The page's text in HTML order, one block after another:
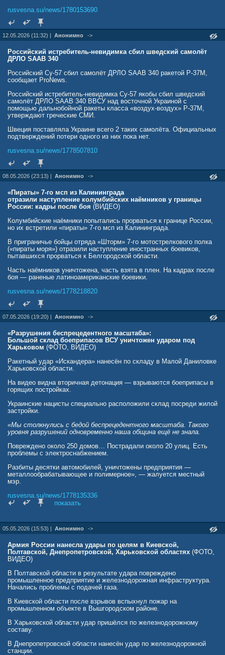
rusvesna.su/news/1780153690
12.05.2026 (11:32) | Анонимно ->
Российский истребитель-невидимка сбил шведский самолёт
ДРЛО SAAB 340
Российский Су-57 сбил самолёт ДРЛО SAAB 340 ракетой Р-37М,
сообщает ProNews.
Российский истребитель-невидимка Су-57 якобы сбил шведский
самолёт ДРЛО SAAB 340 ВВСУ над восточной Украиной с
помощью дальнобойной ракеты класса «воздух-воздух» Р-37М,
утверждают греческие СМИ.
Швеция поставляла Украине всего 2 таких самолёта. Официальных
подтверждений потери одного из них пока нет.
rusvesna.su/news/1778507810
08.05.2026 (23:13) | Анонимно ->
«Пираты» 7-го мсп из Калининграда
отразили наступление колумбийских наёмников у границы
России: кадры после боя (ВИДЕО)
Колумбийские наёмники попытались прорваться к границе России,
но их встретили «пираты» 7-го мсп из Калининграда.
В приграничье бойцы отряда «Шторм» 7-го мотострелкового полка
(«пираты моря») отразили наступление иностранных боевиков,
пытавшихся прорваться к Белгородской области.
Часть наёмников уничтожена, часть взята в плен. На кадрах после
боя — раненые латиноамериканские боевики.
rusvesna.su/news/1778218820
07.05.2026 (19:20) | Анонимно ->
«Разрушения беспрецедентного масштаба»:
Большой склад боеприпасов ВСУ уничтожен ударом под
Харьковом (ФОТО, ВИДЕО)
Ракетный удар «Искандера» нанесён по складу в Малой Даниловке
Харьковской области.
На видео видна вторичная детонация — взрываются боеприпасы в
горящих постройках.
Украинские нацисты специально расположили склад посреди жилой
застройки.
«Мы столкнулись с бедой беспрецедентного масштаба. Такого
уровня разрушений одновременно наша община ещё не знала.
Повреждено около 250 домов… Пострадали около 20 улиц. Есть
проблемы с электроснабжением.
Разбиты десятки автомобилей, уничтожены предприятия —
металлообрабатывающее и полимерное», — жалуется местный
мэр.
rusvesna.su/news/1778135336
показать
05.05.2026 (15:53) | Анонимно ->
Армия России нанесла удары по целям в Киевской,
Полтавской, Днепропетровской, Харьковской областях (ФОТО,
ВИДЕО)
В Полтавской области в результате удара повреждено
промышленное предприятие и железнодорожная инфраструктура.
Начались проблемы с подачей газа.
В Киевской области после взрывов вспыхнул пожар на
промышленном объекте в Вышгородском районе.
В Харьковской области удар пришёлся по железнодорожному
составу.
В Днепропетровской области нанесён удар по железнодорожной
станции.